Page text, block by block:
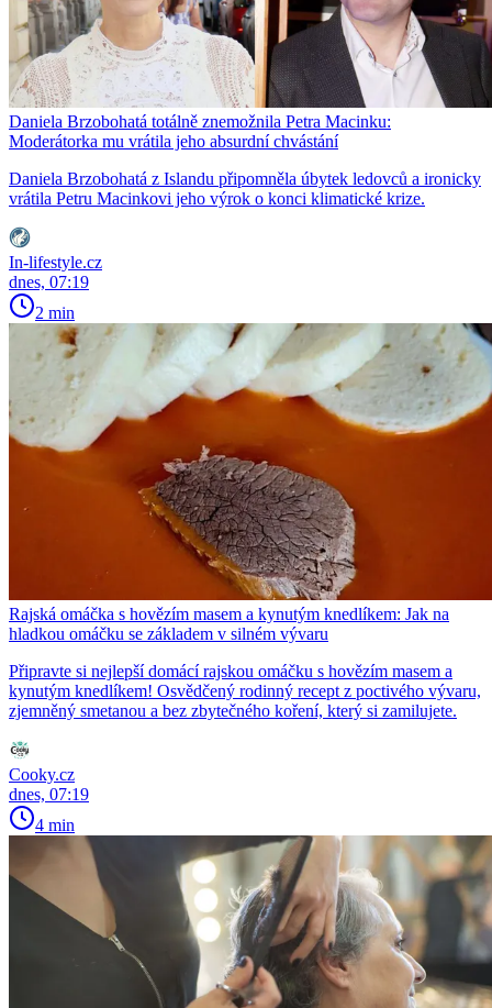
Daniela Brzobohatá totálně znemožnila Petra Macinku:
Moderátorka mu vrátila jeho absurdní chvástání
Daniela Brzobohatá z Islandu připomněla úbytek ledovců a ironicky
vrátila Petru Macinkovi jeho výrok o konci klimatické krize.
In-lifestyle.cz
dnes, 07:19
2 min
Rajská omáčka s hovězím masem a kynutým knedlíkem: Jak na
hladkou omáčku se základem v silném vývaru
Připravte si nejlepší domácí rajskou omáčku s hovězím masem a
kynutým knedlíkem! Osvědčený rodinný recept z poctivého vývaru,
zjemněný smetanou a bez zbytečného koření, který si zamilujete.
Cooky.cz
dnes, 07:19
4 min